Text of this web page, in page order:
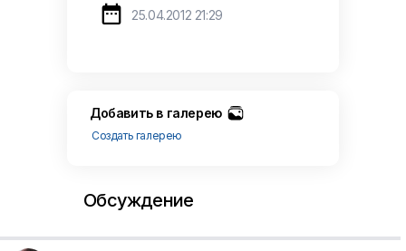
 25.04.2012 21:29
Добавить в галерею
Создать галерею
Обсуждение